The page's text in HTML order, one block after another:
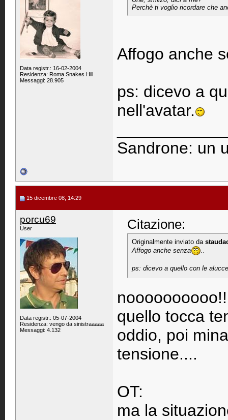
Data registr.: 16-02-2004
Residenza: Roma Snakes Hill
Messaggi: 28.905
Perchè ti voglio ricordare che
Affogo anche
ps: dicevo a
nell'avatar.
Sandrone: un
15 dicembre 08, 14:29
porcu69
User
Data registr.: 05-07-2004
Residenza: vengo da sinistraaaaa
Messaggi: 4.132
Citazione:
Originalmente inviato da
Affogo anche senza
ps: dicevo a quello con le
quello tocca
oddio, poi
tensione....
OT:
ma la